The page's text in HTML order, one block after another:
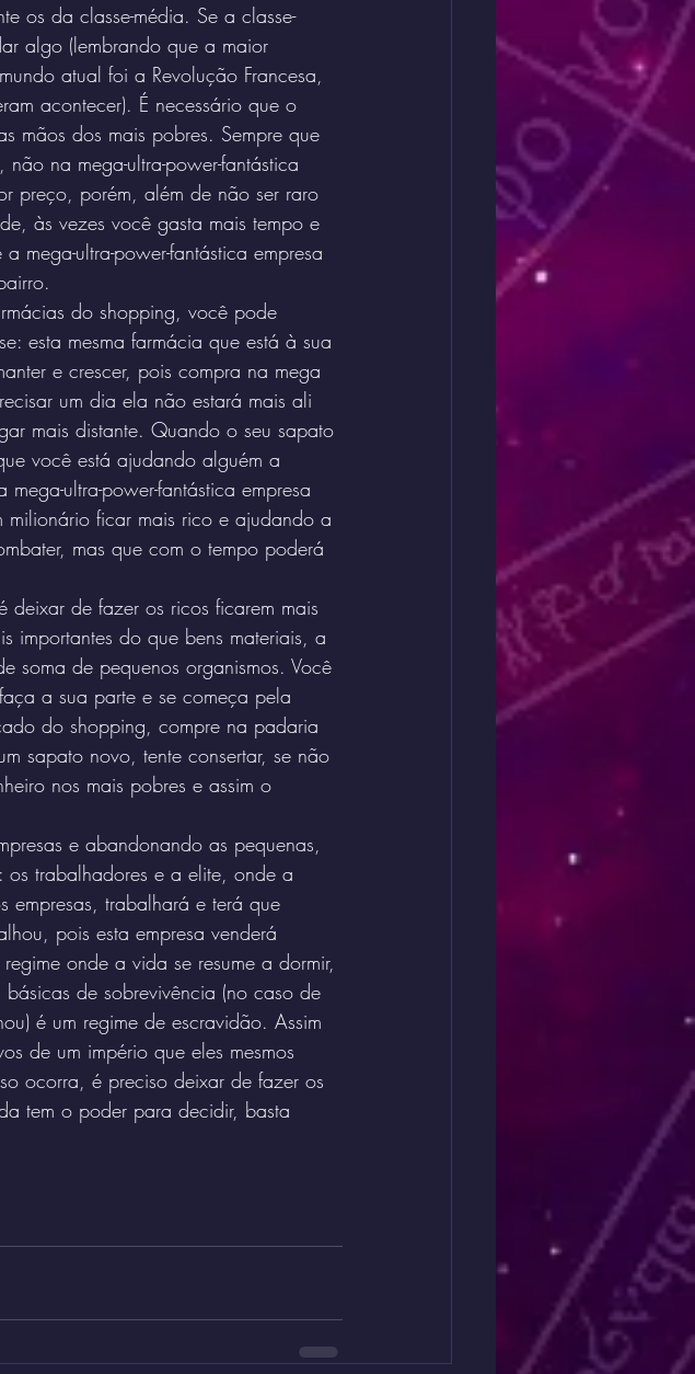
os da classe-média. Se a classe-
algo (lembrando que a maior
atual foi a Revolução Francesa,
acontecer). É necessário que o
mãos dos mais pobres. Sempre que
na mega-ultra-power-fantástica
preço, porém, além de não ser raro
às vezes você gasta mais tempo e
mega-ultra-power-fantástica empresa
do shopping, você pode
esta mesma farmácia que está à sua
e crescer, pois compra na mega
um dia ela não estará mais ali
mais distante. Quando o seu sapato
você está ajudando alguém a
ultra-power-fantástica empresa
ficar mais rico e ajudando a
mas que com o tempo poderá
de fazer os ricos ficarem mais
importantes do que bens materiais, a
soma de pequenos organismos. Você
a sua parte e se começa pela
do shopping, compre na padaria
sapato novo, tente consertar, se não
nos mais pobres e assim o
e abandonando as pequenas,
os trabalhadores e a elite, onde a
empresas, trabalhará e terá que
pois esta empresa venderá
onde a vida se resume a dormir,
de sobrevivência (no caso de
é um regime de escravidão. Assim
de um império que eles mesmos
ocorra, é preciso deixar de fazer os
tem o poder para decidir, basta